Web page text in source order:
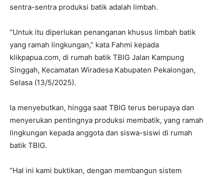
sentra-sentra produksi batik adalah limbah.
“Untuk itu diperlukan penanganan khusus limbah batik
yang ramah lingkungan,” kata Fahmi kepada
klikpapua.com, di rumah batik TBIG Jalan Kampung
Singgah, Kecamatan Wiradesa Kabupaten Pekalongan,
Selasa (13/5/2025).
Ia menyebutkan, hingga saat TBIG terus berupaya dan
menyerukan pentingnya produksi membatik, yang ramah
lingkungan kepada anggota dan siswa-siswi di rumah
batik TBIG.
“Hal ini kami buktikan, dengan membangun sistem